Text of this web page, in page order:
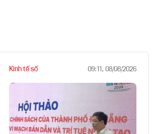
Kinh tế số 09:11, 08/08/2026